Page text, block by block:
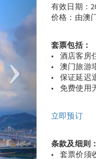
有效日期：
价格：由澳
套票包括：
• 酒店客房
• 澳门旅游
• 保证延迟
• 免费使用
立即预订
条款及细则：
• 套票价须